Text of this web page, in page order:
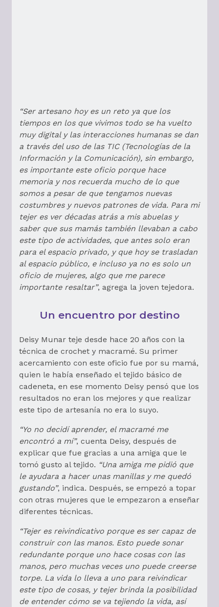
“Ser artesano hoy es un reto ya que los
tiempos en los que vivimos todo se ha vuelto
muy digital y las interacciones humanas se dan
a través del uso de las TIC (Tecnologías de la
Información y la Comunicación), sin embargo,
es importante este oficio porque hace
memoria y nos recuerda mucho de lo que
somos a pesar de que tengamos nuevas
costumbres y nuevos patrones de vida. Para mi
tejer es ver décadas atrás a mis abuelas y
saber que sus mamás también llevaban a cabo
este tipo de actividades, que antes solo eran
para el espacio privado, y que hoy se trasladan
al espacio público, e incluso ya no es solo un
oficio de mujeres, algo que me parece
importante resaltar”, agrega la joven tejedora.
Un encuentro por destino
Deisy Munar teje desde hace 20 años con la
técnica de crochet y macramé. Su primer
acercamiento con este oficio fue por su mamá,
quien le había enseñado el tejido básico de
cadeneta, en ese momento Deisy pensó que los
resultados no eran los mejores y que realizar
este tipo de artesanía no era lo suyo.
“Yo no decidí aprender, el macramé me
encontró a mí”, cuenta Deisy, después de
explicar que fue gracias a una amiga que le
tomó gusto al tejido. “Una amiga me pidió que
le ayudara a hacer unas manillas y me quedó
gustando”, indica. Después, se empezó a topar
con otras mujeres que le empezaron a enseñar
diferentes técnicas.
“Tejer es reivindicativo porque es ser capaz de
construir con las manos. Esto puede sonar
redundante porque uno hace cosas con las
manos, pero muchas veces uno puede creerse
torpe. La vida lo lleva a uno para reivindicar
este tipo de cosas, y tejer brinda la posibilidad
de entender cómo se va tejiendo la vida, así